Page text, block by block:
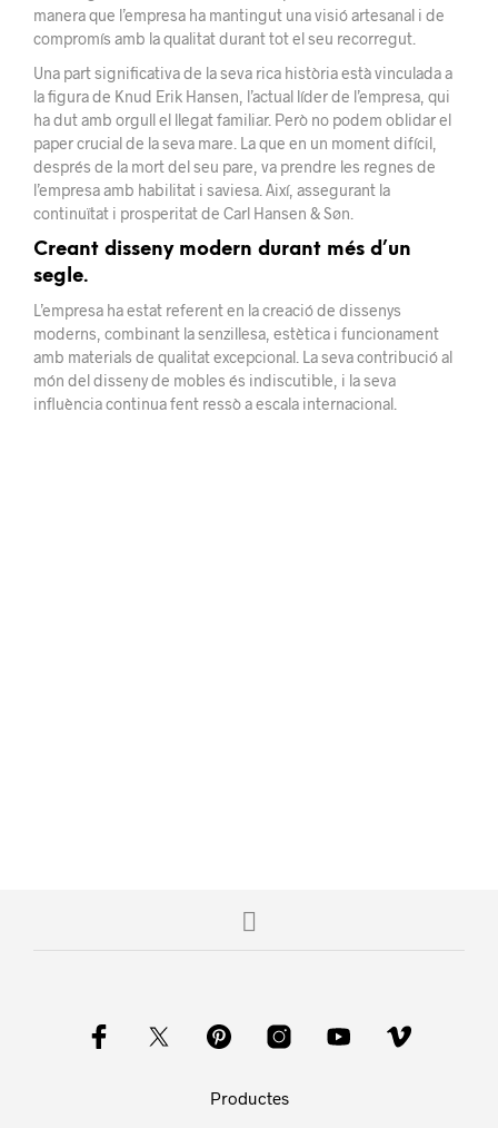
manera que l’empresa ha mantingut una visió artesanal i de
compromís amb la qualitat durant tot el seu recorregut.
Una part significativa de la seva rica història està vinculada a
la figura de Knud Erik Hansen, l’actual líder de l’empresa, qui
ha dut amb orgull el llegat familiar. Però no podem oblidar el
paper crucial de la seva mare. La que en un moment difícil,
després de la mort del seu pare, va prendre les regnes de
l’empresa amb habilitat i saviesa. Així, assegurant la
continuïtat i prosperitat de Carl Hansen & Søn.
Creant disseny modern durant més d’un
segle.
L’empresa ha estat referent en la creació de dissenys
moderns, combinant la senzillesa, estètica i funcionament
amb materials de qualitat excepcional. La seva contribució al
món del disseny de mobles és indiscutible, i la seva
influència continua fent ressò a escala internacional.
Productes